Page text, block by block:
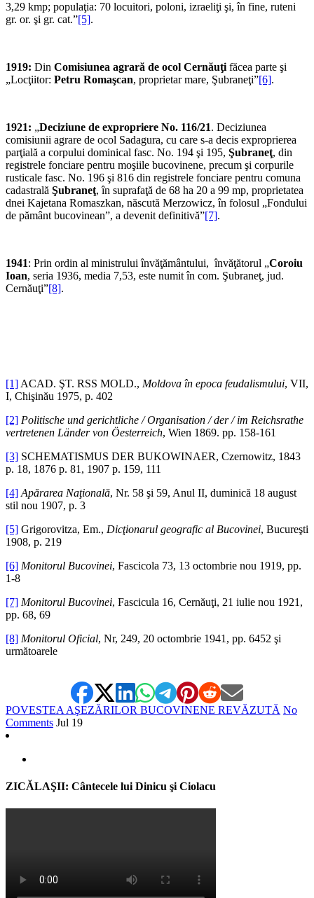
3,29 kmp; popu­laţia: 70 locuitori, poloni, izraeliţi şi, în fine, ruteni
gr. or. şi gr. cat.”[5].
1919: Din Comisiunea agrară de ocol Cernăuţi făcea parte şi
„Locţiitor: Petru Romaşcan, proprietar mare, Şubraneţi”[6].
1921: „Deciziune de expropriere No. 116/21. Deciziunea
comisiunii agrare de ocol Sadagura, cu care s-a decis exproprierea
parţială a corpului dominical fasc. No. 194 şi 195, Şubraneţ, din
registrele fonciare pentru moşiile bucovinene, precum şi corpurile
rusticale fasc. No. 196 şi 816 din registrele fonciare pentru comuna
cadastrală Şubraneţ, în suprafaţă de 68 ha 20 a 99 mp, proprietatea
dnei Kajetana Romaszkan, născută Merzowicz, în folosul „Fondului
de pământ bucovinean”, a devenit definitivă”[7].
1941: Prin ordin al ministrului învăţământului, învăţătorul „Coroiu
Ioan, seria 1936, media 7,53, este numit în com. Şubraneţ, jud.
Cernăuţi”[8].
[1] ACAD. ŞT. RSS MOLD., Moldova în epoca feudalismului, VII,
I, Chişinău 1975, p. 402
[2] Politische und gerichtliche / Organisation / der / im Reichsrathe
vertretenen Länder von Öesterreich, Wien 1869. pp. 158-161
[3] SCHEMATISMUS DER BUKOWINAER, Czernowitz, 1843
p. 18, 1876 p. 81, 1907 p. 159, 111
[4] Apărarea Naţională, Nr. 58 şi 59, Anul II, duminică 18 august
stil nou 1907, p. 3
[5] Grigorovitza, Em., Dicţionarul geografic al Bucovinei, Bucureşti
1908, p. 219
[6] Monitorul Bucovinei, Fascicola 73, 13 octombrie nou 1919, pp.
1-8
[7] Monitorul Bucovinei, Fascicula 16, Cernăuţi, 21 iulie nou 1921,
pp. 68, 69
[8] Monitorul Oficial, Nr, 249, 20 octombrie 1941, pp. 6452 şi
următoarele
POVESTEA AŞEZĂRILOR BUCOVINENE REVĂZUTĂ No
Comments Jul 19
ZICĂLAŞII: Cântecele lui Dinicu şi Ciolacu